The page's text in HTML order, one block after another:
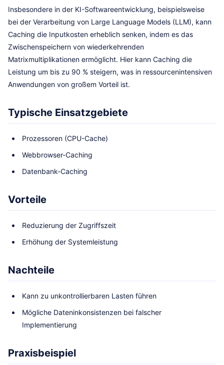
Insbesondere in der KI-Softwareentwicklung, beispielsweise
bei der Verarbeitung von Large Language Models (LLM), kann
Caching die Inputkosten erheblich senken, indem es das
Zwischenspeichern von wiederkehrenden
Matrixmultiplikationen ermöglicht. Hier kann Caching die
Leistung um bis zu 90 % steigern, was in ressourcenintensiven
Anwendungen von großem Vorteil ist.
Typische Einsatzgebiete
Prozessoren (CPU-Cache)
Webbrowser-Caching
Datenbank-Caching
Vorteile
Reduzierung der Zugriffszeit
Erhöhung der Systemleistung
Nachteile
Kann zu unkontrollierbaren Lasten führen
Mögliche Dateninkonsistenzen bei falscher
Implementierung
Praxisbeispiel